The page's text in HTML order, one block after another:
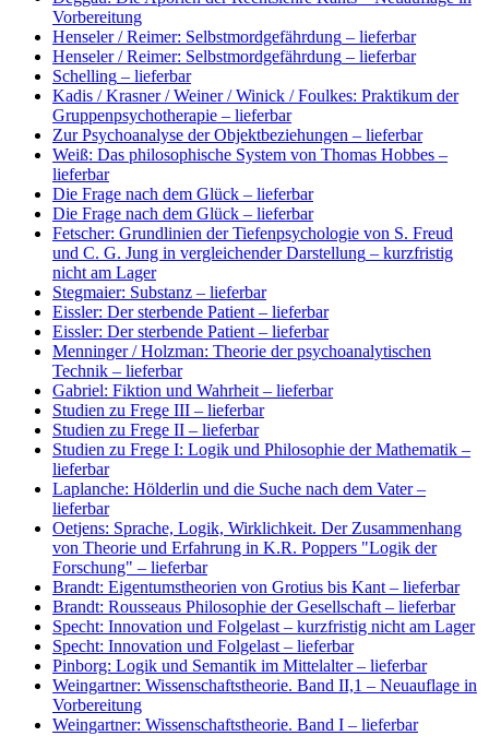
Vorbereitung
Henseler / Reimer: Selbstmordgefährdung – lieferbar
Henseler / Reimer: Selbstmordgefährdung – lieferbar
Schelling – lieferbar
Kadis / Krasner / Weiner / Winick / Foulkes: Praktikum der
Gruppenpsychotherapie – lieferbar
Zur Psychoanalyse der Objektbeziehungen – lieferbar
Weiß: Das philosophische System von Thomas Hobbes –
lieferbar
Die Frage nach dem Glück – lieferbar
Die Frage nach dem Glück – lieferbar
Fetscher: Grundlinien der Tiefenpsychologie von S. Freud
und C. G. Jung in vergleichender Darstellung – kurzfristig
nicht am Lager
Stegmaier: Substanz – lieferbar
Eissler: Der sterbende Patient – lieferbar
Eissler: Der sterbende Patient – lieferbar
Menninger / Holzman: Theorie der psychoanalytischen
Technik – lieferbar
Gabriel: Fiktion und Wahrheit – lieferbar
Studien zu Frege III – lieferbar
Studien zu Frege II – lieferbar
Studien zu Frege I: Logik und Philosophie der Mathematik –
lieferbar
Laplanche: Hölderlin und die Suche nach dem Vater–
lieferbar
Oetjens: Sprache, Logik, Wirklichkeit. Der Zusammenhang
von Theorie und Erfahrung in K.R. Poppers "Logik der
Forschung" – lieferbar
Brandt: Eigentumstheorien von Grotius bis Kant – lieferbar
Brandt: Rousseaus Philosophie der Gesellschaft – lieferbar
Specht: Innovation und Folgelast – kurzfristig nicht am Lager
Specht: Innovation und Folgelast – lieferbar
Pinborg: Logik und Semantik im Mittelalter– lieferbar
Weingartner: Wissenschaftstheorie. Band II,1 – Neuauflage in
Vorbereitung
Weingartner: Wissenschaftstheorie. Band I – lieferbar